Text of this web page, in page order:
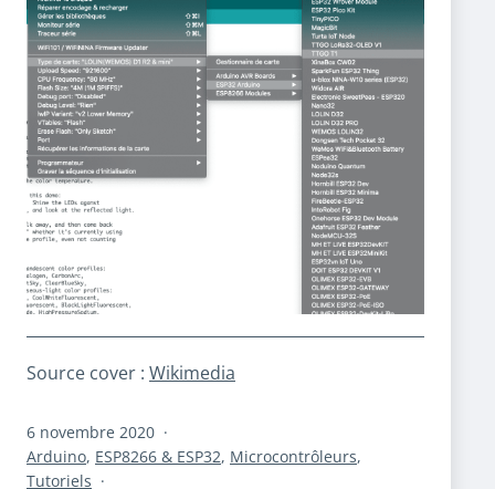
Source cover : Wikimedia
Publié
le
6 novembre 2020
Catégorisé
comme
Arduino, ESP8266 & ESP32, Microcontrôleurs,
Tutoriels